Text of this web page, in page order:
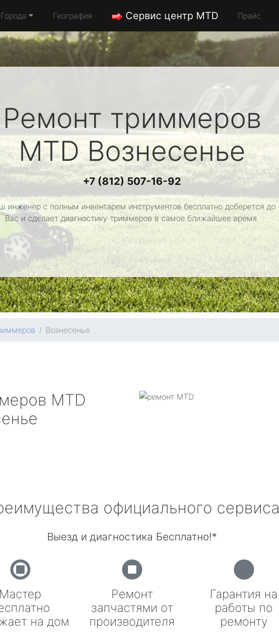
Города География Сервис центр MTD Прайс
Ремонт триммеров
MTDВознесенье
+7 (812) 507-16-92
инженер с полным инвентарем инструментов бесплатно доберется до
Вас и сделает диагностику триммеров в самое ближайшее время.
Вознесенье
MTD
официального сервиса
Выезд и диагностика Бесплатно!*
Мастер
на дом
Ремонт
запчастями от
производителя
Гарантия на
работы по
ремонту